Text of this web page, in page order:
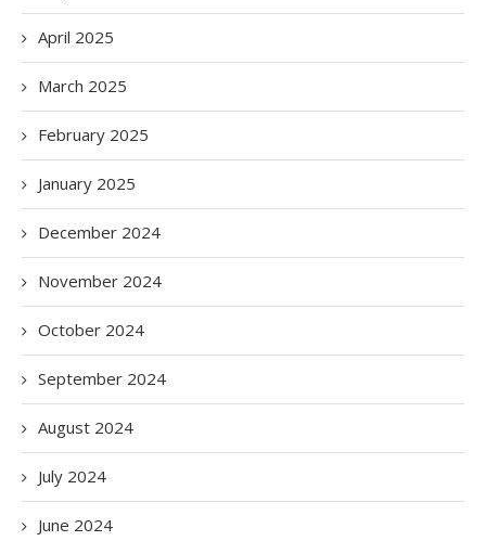
April 2025
March 2025
February 2025
January 2025
December 2024
November 2024
October 2024
September 2024
August 2024
July 2024
June 2024